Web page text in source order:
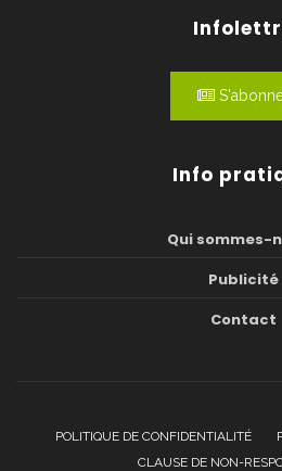
Info
Qui sommes-
Publicité
Contact
POLITIQUE DE CONFIDENTIALITÉ
CLAUSE DE NON-